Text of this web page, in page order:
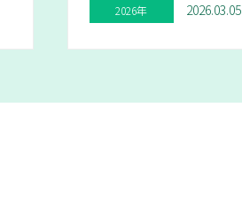
2026年 2026.03.05